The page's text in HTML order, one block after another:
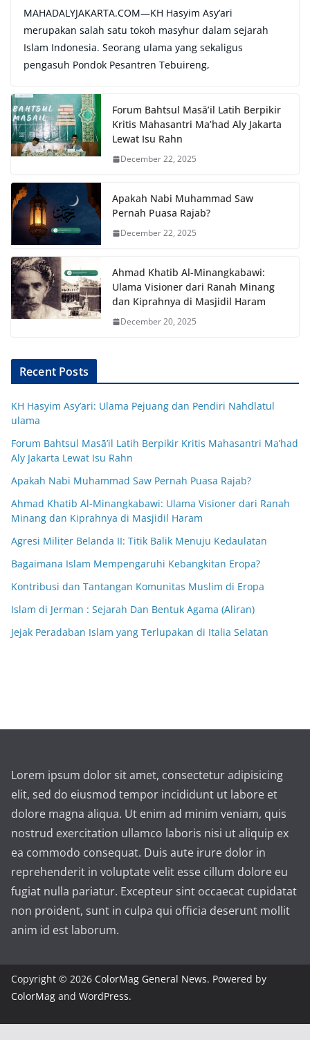
MAHADALYJAKARTA.COM—KH Hasyim Asy’ari
merupakan salah satu tokoh masyhur dalam sejarah
Islam Indonesia. Seorang ulama yang sekaligus
pengasuh Pondok Pesantren Tebuireng,
Forum Bahtsul Masā’il Latih Berpikir
Kritis Mahasantri Ma’had Aly Jakarta
Lewat Isu Rahn
December 22, 2025
Apakah Nabi Muhammad Saw
Pernah Puasa Rajab?
December 22, 2025
Ahmad Khatib Al-Minangkabawi:
Ulama Visioner dari Ranah Minang
dan Kiprahnya di Masjidil Haram
December 20, 2025
Recent Posts
KH Hasyim Asy’ari: Ulama Pejuang dan Pendiri Nahdlatul
ulama
Forum Bahtsul Masā’il Latih Berpikir Kritis Mahasantri Ma’had
Aly Jakarta Lewat Isu Rahn
Apakah Nabi Muhammad Saw Pernah Puasa Rajab?
Ahmad Khatib Al-Minangkabawi: Ulama Visioner dari Ranah
Minang dan Kiprahnya di Masjidil Haram
Agresi Militer Belanda II: Titik Balik Menuju Kedaulatan
Bagaimana Islam Mempengaruhi Kebangkitan Eropa?
Kontribusi dan Tantangan Komunitas Muslim di Eropa
Islam di Jerman : Sejarah Dan Bentuk Agama (Aliran)
Jejak Peradaban Islam yang Terlupakan di Italia Selatan
Lorem ipsum dolor sit amet, consectetur adipisicing
elit, sed do eiusmod tempor incididunt ut labore et
dolore magna aliqua. Ut enim ad minim veniam, quis
nostrud exercitation ullamco laboris nisi ut aliquip ex
ea commodo consequat. Duis aute irure dolor in
reprehenderit in voluptate velit esse cillum dolore eu
fugiat nulla pariatur. Excepteur sint occaecat cupidatat
non proident, sunt in culpa qui officia deserunt mollit
anim id est laborum.
Copyright © 2026 ColorMag General News. Powered by
ColorMag and WordPress.